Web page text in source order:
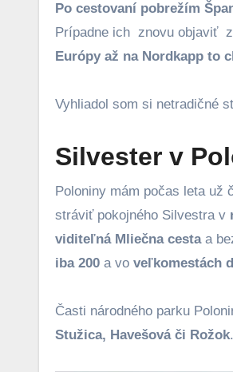
Po cestovaní pobrežím
Prípadne ich znovu objaviť
Európy až na Nordkapp to
Vyhliadol som si netradičné
Silvester v
Poloniny mám počas leta už
stráviť pokojného Silvestra v
viditeľná Mliečna cestaa
iba 200 a vo veľkomestách
Časti národného parku
Stužica, Havešová či Rožok